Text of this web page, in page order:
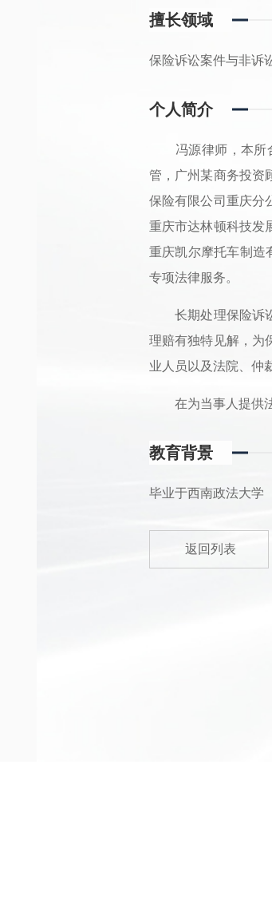
擅长领域
保险诉讼案件与非诉
个人简介
冯源律师，本所合
管，广州某商务投资
保险有限公司重庆分
重庆市达林顿科技发
重庆凯尔摩托车制造
专项法律服务。
长期处理保险诉讼
理赔有独特见解，为
业人员以及法院、仲
在为当事人提供法
教育背景
毕业于西南政法大学
返回列表